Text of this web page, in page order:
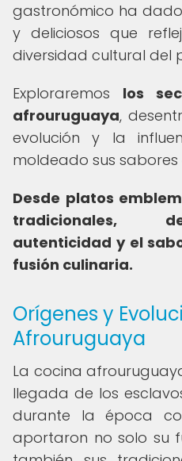
gastronómico ha
y deliciosos que
diversidad cultural del
Exploraremos los
afrouruguaya,
evolución y la
moldeado sus
Desde platos
tradicionales,
autenticidad y el
fusión culinaria.
Orígenes y
Afrouruguaya
La cocina
llegada de los
durante la época
aportaron no solo su